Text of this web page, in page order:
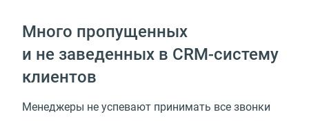
Много пропущенных
и не заведенных в CRM-систему
клиентов
Менеджеры не успевают принимать все звонки